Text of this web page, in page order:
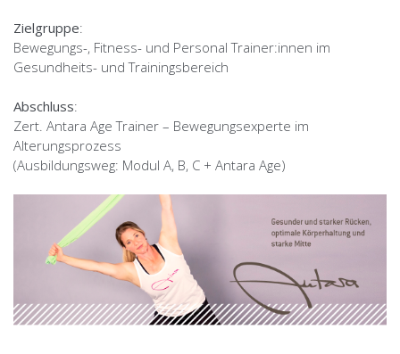
Zielgruppe:
Bewegungs-, Fitness- und Personal Trainer:innen im
Gesundheits- und Trainingsbereich
Abschluss:
Zert. Antara Age Trainer – Bewegungsexperte im
Alterungsprozess
(Ausbildungsweg: Modul A, B, C + Antara Age)